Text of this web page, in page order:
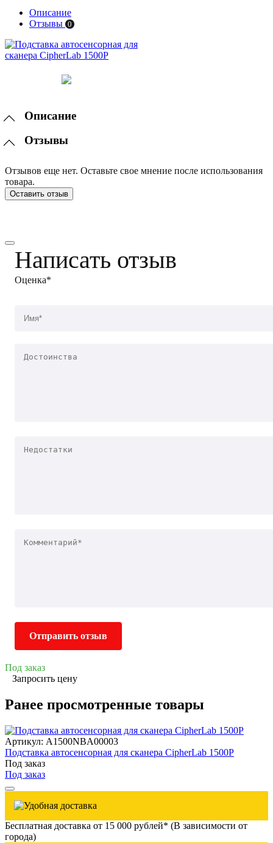
Описание
Отзывы 0
Описание
Отзывы
Отзывов еще нет. Оставьте свое мнение после использования
товара.
Оставить отзыв
Написать отзыв
Оценка*
Отправить отзыв
Под заказ
Запросить цену
Ранее просмотренные товары
Артикул: A1500NBA00003
Подставка автосенсорная для сканера CipherLab 1500P
Под заказ
Под заказ
Бесплатная доставка от 15 000 рублей* (В зависимости от
города)